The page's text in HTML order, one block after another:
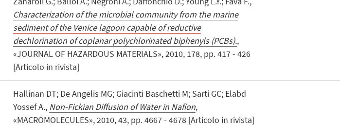
Characterization of the microbial community from the marine
sediment of the Venice lagoon capable of reductive
dechlorination of coplanar polychlorinated biphenyls (PCBs).,
«JOURNAL OF HAZARDOUS MATERIALS», 2010, 178, pp. 417 - 426
[Articolo in rivista]
Hallinan DT; De Angelis MG; Giacinti Baschetti M; Sarti GC; Elabd
Yossef A., Non-Fickian Diffusion of Water in Nafion,
«MACROMOLECULES», 2010, 43, pp. 4667 - 4678 [Articolo in rivista]